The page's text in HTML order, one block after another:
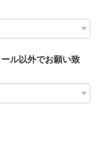
ル以外でお願い致